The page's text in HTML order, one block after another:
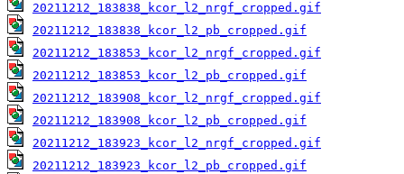
20211212_183838_kcor_l2_nrgf_cropped.gif
20211212_183838_kcor_l2_pb_cropped.gif
20211212_183853_kcor_l2_nrgf_cropped.gif
20211212_183853_kcor_l2_pb_cropped.gif
20211212_183908_kcor_l2_nrgf_cropped.gif
20211212_183908_kcor_l2_pb_cropped.gif
20211212_183923_kcor_l2_nrgf_cropped.gif
20211212_183923_kcor_l2_pb_cropped.gif